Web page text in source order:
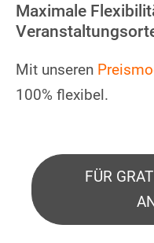
Maximale
Mit unseren
100% flexibel.
FÜR